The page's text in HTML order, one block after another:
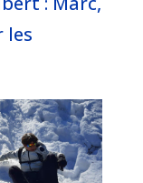
les